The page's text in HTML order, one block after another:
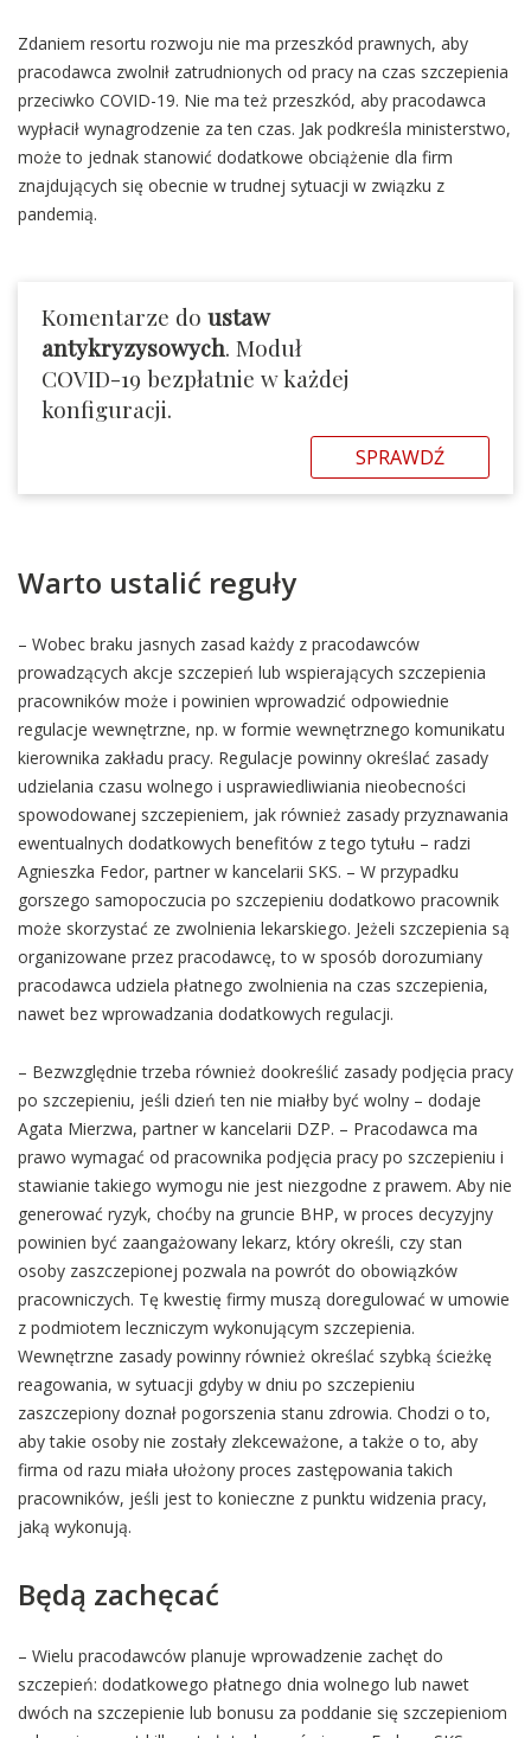
Zdaniem resortu rozwoju nie ma przeszkód prawnych, aby
pracodawca zwolnił zatrudnionych od pracy na czas szczepienia
przeciwko COVID-19. Nie ma też przeszkód, aby pracodawca
wypłacił wynagrodzenie za ten czas. Jak podkreśla ministerstwo,
może to jednak stanowić dodatkowe obciążenie dla firm
znajdujących się obecnie w trudnej sytuacji w związku z
pandemią.
Komentarze do ustaw
antykryzysowych. Moduł
COVID-19 bezpłatnie w każdej
konfiguracji.
SPRAWDŹ
Warto ustalić reguły
– Wobec braku jasnych zasad każdy z pracodawców
prowadzących akcje szczepień lub wspierających szczepienia
pracowników może i powinien wprowadzić odpowiednie
regulacje wewnętrzne, np. w formie wewnętrznego komunikatu
kierownika zakładu pracy. Regulacje powinny określać zasady
udzielania czasu wolnego i usprawiedliwiania nieobecności
spowodowanej szczepieniem, jak również zasady przyznawania
ewentualnych dodatkowych benefitów z tego tytułu – radzi
Agnieszka Fedor, partner w kancelarii SKS. – W przypadku
gorszego samopoczucia po szczepieniu dodatkowo pracownik
może skorzystać ze zwolnienia lekarskiego. Jeżeli szczepienia są
organizowane przez pracodawcę, to w sposób dorozumiany
pracodawca udziela płatnego zwolnienia na czas szczepienia,
nawet bez wprowadzania dodatkowych regulacji.
– Bezwzględnie trzeba również dookreślić zasady podjęcia pracy
po szczepieniu, jeśli dzień ten nie miałby być wolny – dodaje
Agata Mierzwa, partner w kancelarii DZP. – Pracodawca ma
prawo wymagać od pracownika podjęcia pracy po szczepieniu i
stawianie takiego wymogu nie jest niezgodne z prawem. Aby nie
generować ryzyk, choćby na gruncie BHP, w proces decyzyjny
powinien być zaangażowany lekarz, który określi, czy stan
osoby zaszczepionej pozwala na powrót do obowiązków
pracowniczych. Tę kwestię firmy muszą doregulować w umowie
z podmiotem leczniczym wykonującym szczepienia.
Wewnętrzne zasady powinny również określać szybką ścieżkę
reagowania, w sytuacji gdyby w dniu po szczepieniu
zaszczepiony doznał pogorszenia stanu zdrowia. Chodzi o to,
aby takie osoby nie zostały zlekceważone, a także o to, aby
firma od razu miała ułożony proces zastępowania takich
pracowników, jeśli jest to konieczne z punktu widzenia pracy,
jaką wykonują.
Będą zachęcać
– Wielu pracodawców planuje wprowadzenie zachęt do
szczepień: dodatkowego płatnego dnia wolnego lub nawet
dwóch na szczepienie lub bonusu za poddanie się szczepieniom